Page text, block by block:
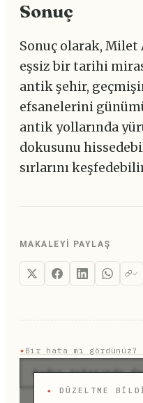
Sonuç
Sonuç olarak, Milet
eşsiz bir tarihi
antik şehir,
efsanelerini
antik yollarında
dokusunu
sırlarını
MAKALEYI PAYLAŞ
✦Bir hata mı
✦ DÜZELTME
Aydın rotasında